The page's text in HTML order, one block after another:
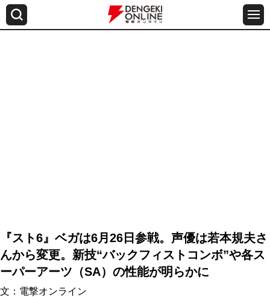
『スト6』ベガは6月26日参戦。声優は若本規夫さ
んから変更。新技“バックフィストコンボ”や各ス
ーパーアーツ（SA）の性能が明らかに
文： 電撃オンライン